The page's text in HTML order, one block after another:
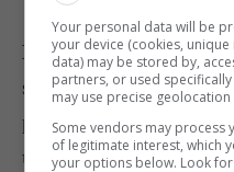
L’idea in più: Per
speciale potete
preparazione
trasformare il
Your personal data will be
your device (cookies,
data) may be stored by,
partners, or used
may use precise geolocation
Some vendors may
of legitimate interest, which
your options below. Look